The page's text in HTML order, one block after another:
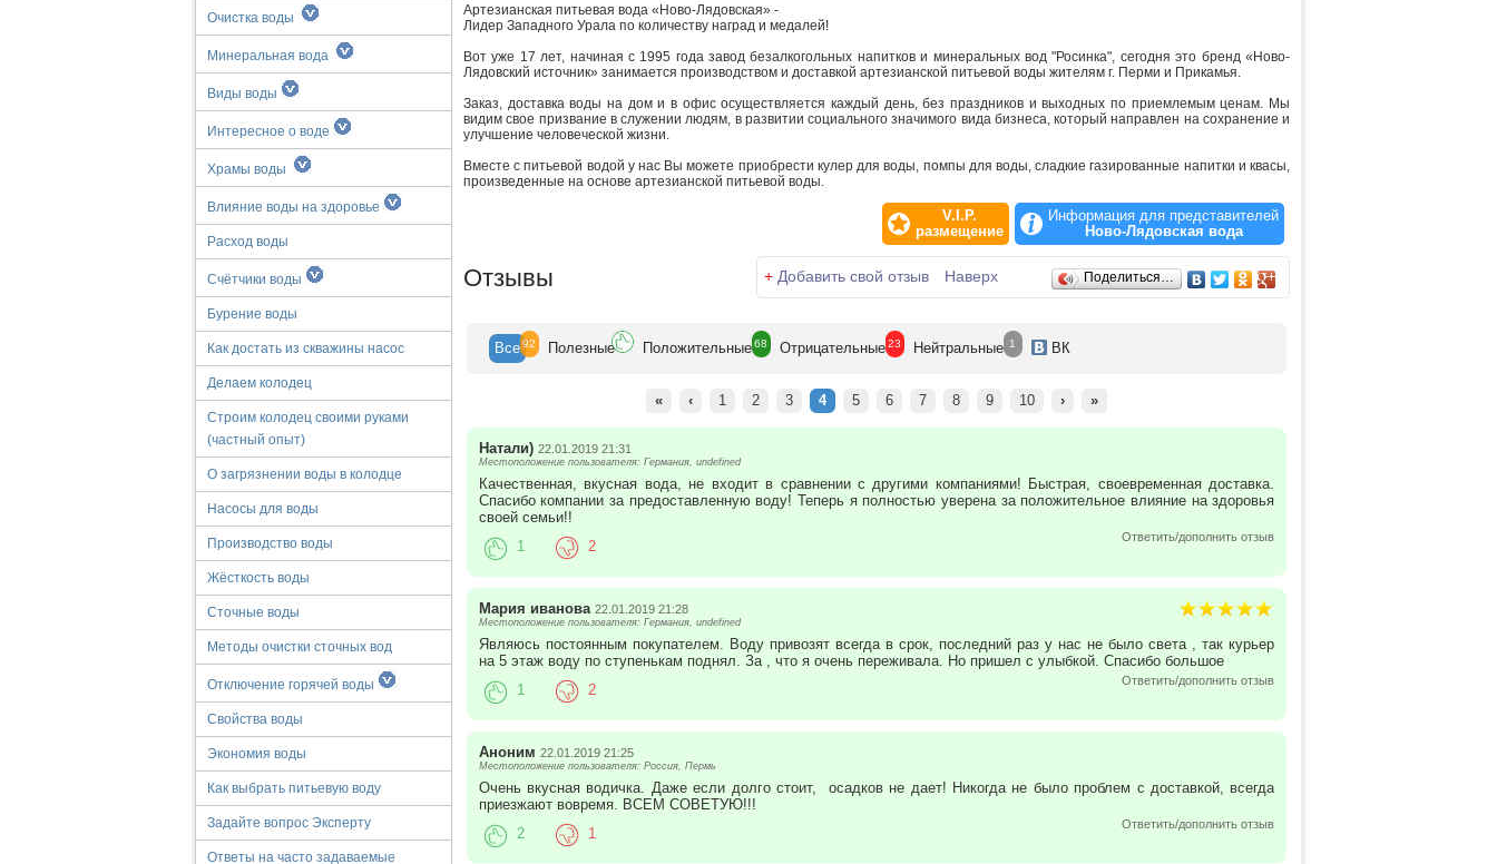
Очистка воды
Минеральная вода
Виды воды
Интересное о воде
Храмы воды
Влияние воды на здоровье
Расход воды
Счётчики воды
Бурение воды
Как достать из скважины насос
Делаем колодец
Строим колодец своими руками
(частный опыт)
О загрязнении воды в колодце
Насосы для воды
Производство воды
Жёсткость воды
Сточные воды
Методы очистки сточных вод
Отключение горячей воды
Свойства воды
Экономия воды
Как выбрать питьевую воду
Задайте вопрос Эксперту
Ответы на часто задаваемые
Артезианская питьевая вода «Ново-Лядовская» -
Лидер Западного Урала по количеству наград и медалей!
Вот уже 17 лет, начиная с 1995 года завод безалкогольных напитков и минеральных вод "Росинка", сегодня это бренд «Ново-
Лядовский источник» занимается производством и доставкой артезианской питьевой воды жителям г. Перми и Прикамья.
Заказ, доставка воды на дом и в офис осуществляется каждый день, без праздников и выходных по приемлемым ценам. Мы
видим свое призвание в служении людям, в развитии социального значимого вида бизнеса, который направлен на сохранение и
улучшение человеческой жизни.
Вместе с питьевой водой у нас Вы можете приобрести кулер для воды, помпы для воды, сладкие газированные напитки и квасы,
произведенные на основе артезианской питьевой воды.
V.I.P.
размещение
Информация для представителей
Ново-Лядовская вода
Отзывы + Добавить свой отзыв Наверх Поделиться…
Все 92 Полезные Положительные 68 Отрицательные 23 Нейтральные 1 ВК
« ‹ 1 2 3 4 5 6 7 8 9 10 › »
Натали) 22.01.2019 21:31
Местоположение пользователя: Германия, undefined
Качественная, вкусная вода, не входит в сравнении с другими компаниями! Быстрая, своевременная доставка.
Спасибо компании за предоставленную воду! Теперь я полностью уверена за положительное влияние на здоровья
своей семьи!!
Ответить/дополнить отзыв
1 2
Мария иванова 22.01.2019 21:28
Местоположение пользователя: Германия, undefined
Являюсь постоянным покупателем. Воду привозят всегда в срок, последний раз у нас не было света , так курьер
на 5 этаж воду по ступенькам поднял. За , что я очень переживала. Но пришел с улыбкой. Спасибо большое
Ответить/дополнить отзыв
1 2
Аноним 22.01.2019 21:25
Местоположение пользователя: Россия, Пермь
Очень вкусная водичка. Даже если долго стоит, осадков не дает! Никогда не было проблем с доставкой, всегда
приезжают вовремя. ВСЕМ СОВЕТУЮ!!!
Ответить/дополнить отзыв
2 1